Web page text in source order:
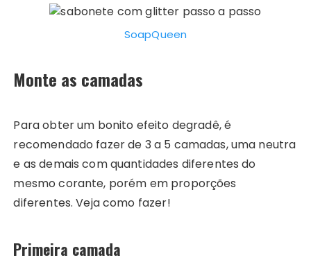
SoapQueen
Monte as camadas
Para obter um bonito efeito degradê, é
recomendado fazer de 3 a 5 camadas, uma neutra
e as demais com quantidades diferentes do
mesmo corante, porém em proporções
diferentes. Veja como fazer!
Primeira camada